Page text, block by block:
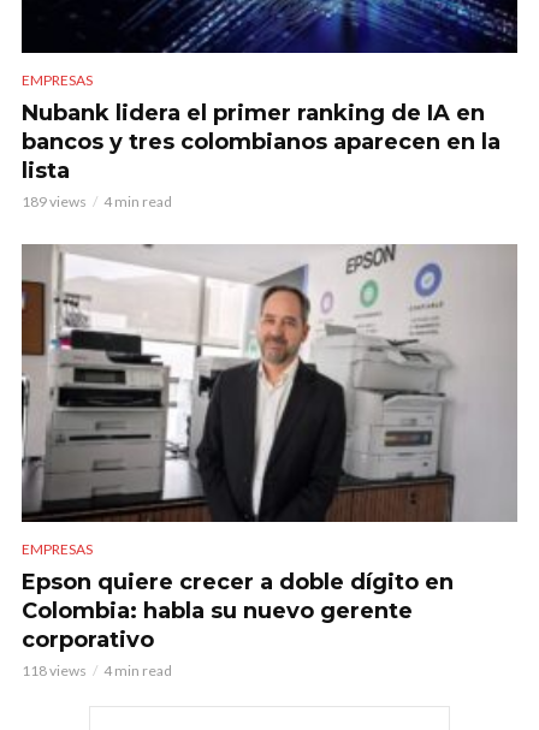
EMPRESAS
Nubank lidera el primer ranking de IA en
bancos y tres colombianos aparecen en la
lista
189 views 4 min read
EMPRESAS
Epson quiere crecer a doble dígito en
Colombia: habla su nuevo gerente
corporativo
118 views 4 min read